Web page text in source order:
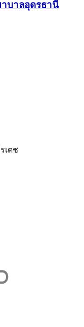
าบาลอุดรธานี
เดช